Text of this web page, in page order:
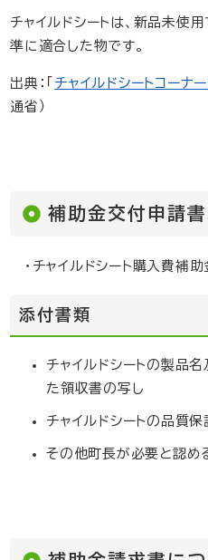
チャイルドシートは、新品未使
準に適合した物です。
出典：「 チャイルドシートコーナ
通省）
補助金交付申請
・チャイルドシート購入費補
添付書類
チャイルドシートの製品
た領収書の写し
チャイルドシートの品質
その他町長が必要と認め